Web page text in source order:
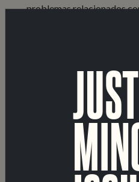
problemas relacionados
Mínimo de 3 anos de
em operações comerciais,
cadeia de abastecimento.
Experiência nos sectores
Fortes competências